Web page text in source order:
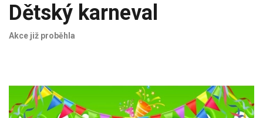
Dětský karneval
Akce již proběhla